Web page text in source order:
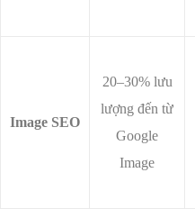
Image SEO
20–30% lưu
lượng đến từ
Google
Image